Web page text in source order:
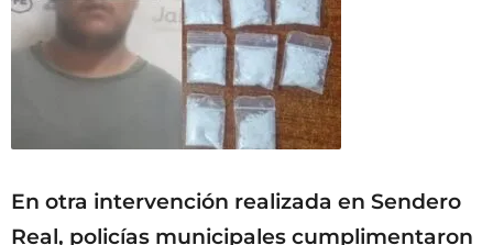
En otra intervención realizada en Sendero
Real, policías municipales cumplimentaron